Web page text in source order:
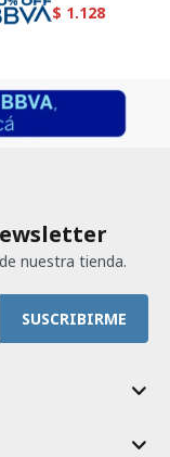
$ 1.128
nuestra tienda.
SUSCRIBIRME